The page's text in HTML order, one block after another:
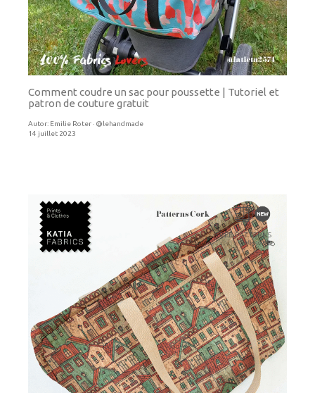
Comment coudre un sac pour poussette | Tutoriel et
patron de couture gratuit
Autor: Emilie Roter · @lehandmade
14 juillet 2023